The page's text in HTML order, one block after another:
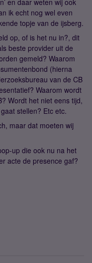
ik echt nog wel even
topje van de ijsberg.
op, of is het nu in?, dit
beste provider uit de
gemeld? Waarom
(hierna
van de CB
Waarom wordt
Wordt het niet eens tijd,
stellen? Etc etc.
maar dat moeten wij
up die ook nu na het
acte de presence gaf?